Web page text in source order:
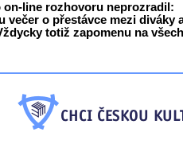
line rozhovoru neprozradil:
večer o přestávce mezi diváky
totiž zapomenu na